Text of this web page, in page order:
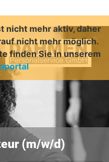
nicht mehr aktiv, daher
nicht mehr möglich.
finden Sie in unserem
(m/w/d)